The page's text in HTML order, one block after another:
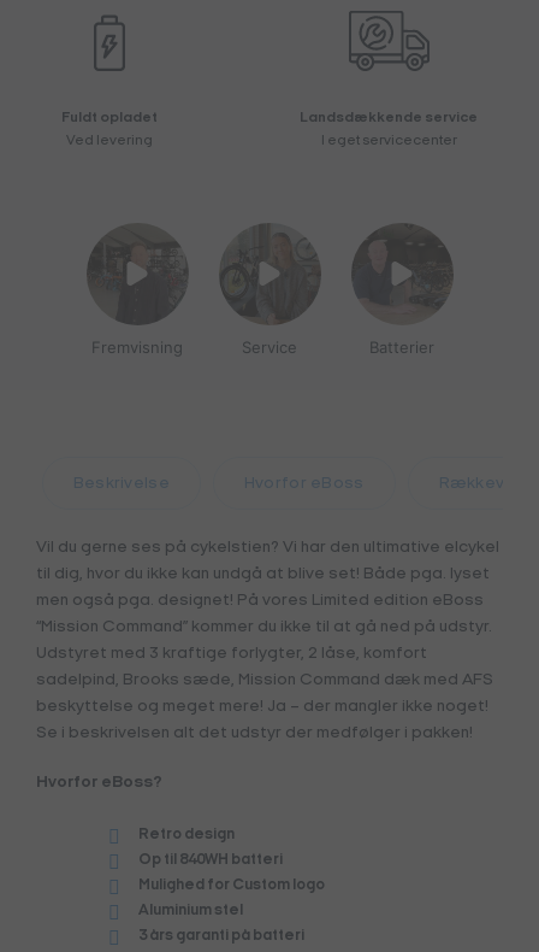
Fuldt opladet
Ved levering
Landsdækkende service
I eget servicecenter
Fremvisning Service Batterier
Beskrivelse Hvorfor eBoss
Vil du gerne ses på cykelstien? Vi har den ultimative elcykel
til dig, hvor du ikke kan undgå at blive set! Både pga. lyset
men også pga. designet! På vores Limited edition eBoss
“Mission Command” kommer du ikke til at gå ned på udstyr.
Udstyret med 3 kraftige forlygter, 2 låse, komfort
sadelpind, Brooks sæde, Mission Command dæk med AFS
beskyttelse og meget mere! Ja – der mangler ikke noget!
Se i beskrivelsen alt det udstyr der medfølger i pakken!
Hvorfor eBoss?
Retro design
Op til 840WH batteri
Mulighed for Custom logo
Aluminium stel
3 års garanti på batteri